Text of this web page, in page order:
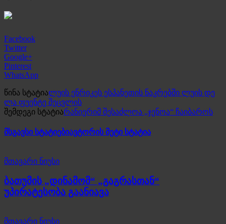
Facebook
Twitter
Google+
Pinterest
WhatsApp
წინა სტატიალუის ენრიკეს ესპანეთის ნაკრებში ლუის დე
ლა ფუენტე შეცვლის
შემდეგი სტატიარანიერიმ შესაძლოა „ჯენოა“ ჩაიბაროს
მსგავსი სტატიებიავტორის მეტი სტატია
მთავარი ნიუსი
ბათუმის „დინამომ“ „გაგრასთან“
უპირატესობა გაანიავა
მთავარი ნიუსი